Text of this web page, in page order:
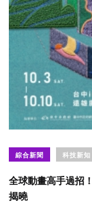
綜合新聞 科技新知
全球動畫高手過招
揭曉